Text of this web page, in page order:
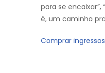
para se encaixar”,
é, um caminho
Comprar